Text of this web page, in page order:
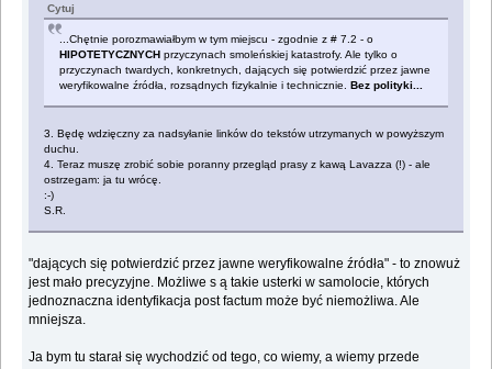
Cytuj
...Chętnie porozmawiałbym w tym miejscu - zgodnie z # 7.2 - o
HIPOTETYCZNYCHprzyczynach smoleńskiej katastrofy. Ale tylko o
przyczynach twardych, konkretnych, dających się potwierdzić przez jawne
weryfikowalne źródła, rozsądnych fizykalnie i technicznie.Bez polityki...
3. Będę wdzięczny za nadsyłanie linków do tekstów utrzymanych w powyższym
duchu.
4. Teraz muszę zrobić sobie poranny przegląd prasy z kawą Lavazza (!) - ale
ostrzegam: ja tu wrócę.
:-)
S.R.
"dających się potwierdzić przez jawne weryfikowalne źródła" - to znowuż
jest mało precyzyjne. Możliwe s ą takie usterki w samolocie, których
jednoznaczna identyfikacja post factum może być niemożliwa. Ale
mniejsza.
Ja bym tu starał się wychodzić od tego, co wiemy, a wiemy przede